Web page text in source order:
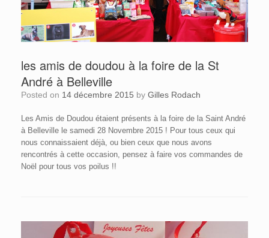
les amis de doudou à la foire de la St
André à Belleville
Posted on 14 décembre 2015 by Gilles Rodach
Les Amis de Doudou étaient présents à la foire de la Saint André
à Belleville le samedi 28 Novembre 2015 ! Pour tous ceux qui
nous connaissaient déjà, ou bien ceux que nous avons
rencontrés à cette occasion, pensez à faire vos commandes de
Noël pour tous vos poilus !!